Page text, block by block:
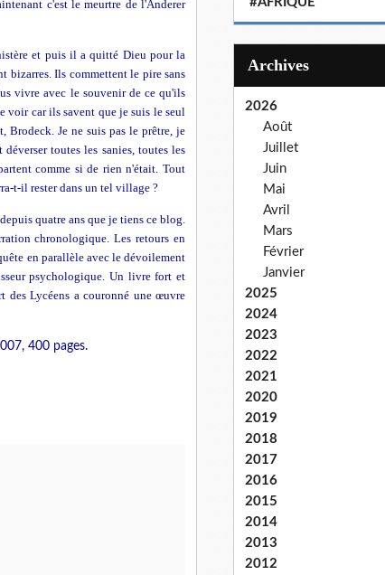
c'est le meurtre de l'Anderer
et puis il a quitté Dieu pour la
bizarres. Ils commettent le pire sans
vivre avec le souvenir de ce qu'ils
voir car ils savent que je suis le seul
Brodeck. Je ne suis pas le prêtre, je
toutes les sanies, toutes les
comme si de rien n'était. Tout
t-il rester dans un tel village ?
quatre ans que je tiens ce blog.
chronologique. Les retours en
en parallèle avec le dévoilement
psychologique. Un livre fort et
des Lycéens a couronné une œuvre
400 pages.
Archives
2026
Août
Juillet
Juin
Mai
Avril
Mars
Février
Janvier
2025
2024
2023
2022
2021
2020
2019
2018
2017
2016
2015
2014
2013
2012